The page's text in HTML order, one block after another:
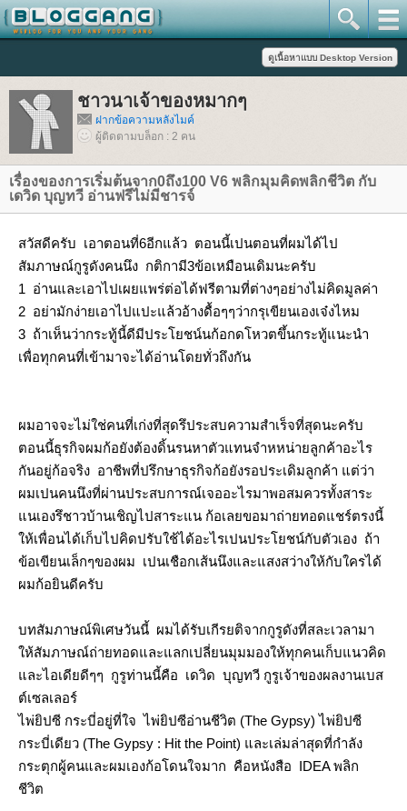
ชาวนาเจ้าของหมากๆ
ฝากข้อความหลังไมค์
ผู้ติดตามบล็อก : 2 คน
เรื่องของการเริ่มต้นจาก0ถึง100 V6 พลิกมุมคิดพลิกชีวิต กับ
เดวิด บุญทวี อ่านฟรีไม่มีชารจ์
สวัสดีครับ เอาตอนที่6อีกแล้ว ตอนนี้เปนตอนที่ผมได้ไป
สัมภาษณ์กูรูดังคนนึง กติกามี3ข้อเหมือนเดิมนะครับ
1 อ่านและเอาไปเผยแพร่ต่อได้ฟรีตามที่ต่างๆอย่างไม่คิดมูลค่า
2 อย่ามักง่ายเอาไปแปะแล้วอ้างดื้อๆๆว่ากรุเขียนเองเจ๋งไหม
3 ถ้าเห็นว่ากระทู้นี้ดีมีประโยชน์นก้อกดโหวตขึ้นกระทู้แนะนำ
เพื่อทุกคนที่เข้ามาจะได้อ่านโดยทั่วถึงกัน
ผมอาจจะไม่ใช่คนที่เก่งที่สุดรึประสบความสำเร็จที่สุดนะครับ
ตอนนี้ธุรกิจผมก้อยังต้องดิ้นรนหาตัวแทนจำหหน่ายลูกค้าอะไร
กันอยู่ก้อจริง อาชีพที่ปรึกษาธุรกิจก้อยังรอประเดิมลูกค้า แต่ว่า
ผมเปนคนนึงที่ผ่านประสบการณ์เจออะไรมาพอสมควรทั้งสาระ
นเองรึชาวบ้านเชิญไปสาระแน ก้อเลยขอมาถ่ายทอดแชร์ตรงนี้
ห้เพื่อนได้เก็บไปคิดปรับใช้ได้อะไรเปนประโยชน์กับตัวเอง ถ้า
ข้อเขียนเล็กๆของผม เปนเชือกเส้นนึงและแสงสว่างให้กับใครได้
ผมก้อยินดีครับ
บทสัมภาษณ์พิเศษวันนี้ ผมได้รับเกีรยติจากกูรูดังที่สละเวลามา
ห้สัมภาษณ์ถ่ายทอดและแลกเปลี่ยนมุมมองให้ทุกคนเก็บแนวคิด
ละไอเดียดีๆๆ กูรูท่านนี้คือ เดวิด บุญทวี กูรูเจ้าของผลงานเบส
ต์เซลเลอร์
ไพ่ยิปซี กระบี่อยู่ที่ใจ ไพ่ยิปซีอ่านชีวิต (The Gypsy) ไพ่ยิปซี
กระบี่เดียว (The Gypsy : Hit the Point) และเล่มล่าสุดที่กำลัง
กระตุกผู้คนและผมเองก้อโดนใจมาก คือหนังสือ IDEA พลิก
ชีวิต